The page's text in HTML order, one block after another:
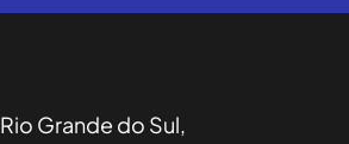
Rio Grande do Sul,